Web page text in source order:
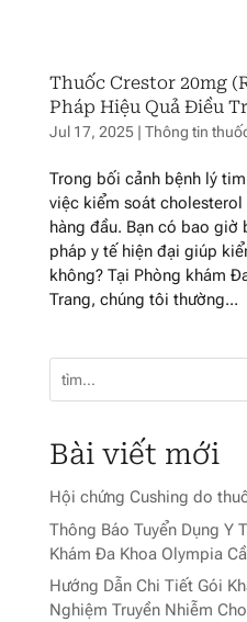
Thuốc Crestor 20mg
Pháp Hiệu Quả Điều
Jul 17, 2025| Thông tin
Trong bối cảnh bệnh lý
việc kiểm soát
hàng đầu. Bạn có bao giờ
pháp y tế hiện đại giúp
không? Tại Phòng khám
Trang, chúng tôi thường...
Bài viết mới
Hội chứng Cushing do
Thông Báo Tuyển Dụng Y
Khám Đa Khoa Olympia
Hướng Dẫn Chi Tiết Gói
Nghiệm Truyền Nhiễm